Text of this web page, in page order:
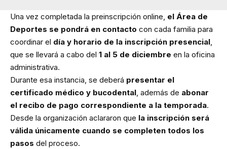
Una vez completada la preinscripción online, el Área de
Deportes se pondrá en contacto con cada familia para
coordinar el día y horario de la inscripción presencial,
que se llevará a cabo del 1 al 5 de diciembre en la oficina
administrativa.
Durante esa instancia, se deberá presentar el
certificado médico y bucodental, además de abonar
el recibo de pago correspondiente a la temporada.
Desde la organización aclararon que la inscripción será
válida únicamente cuando se completen todos los
pasos del proceso.